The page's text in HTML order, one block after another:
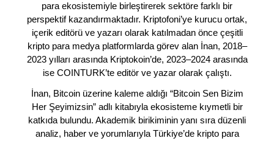
para ekosistemiyle birleştirerek sektöre farklı bir
perspektif kazandırmaktadır. Kriptofoni’ye kurucu ortak,
içerik editörü ve yazarı olarak katılmadan önce çeşitli
kripto para medya platformlarda görev alan İnan, 2018–
2023 yılları arasında Kriptokoin’de, 2023–2024 arasında
ise COINTURK’te editör ve yazar olarak çalıştı.
İnan, Bitcoin üzerine kaleme aldığı “Bitcoin Sen Bizim
Her Şeyimizsin” adlı kitabıyla ekosisteme kıymetli bir
katkıda bulundu. Akademik birikiminin yanı sıra düzenli
analiz, haber ve yorumlarıyla Türkiye’de kripto para